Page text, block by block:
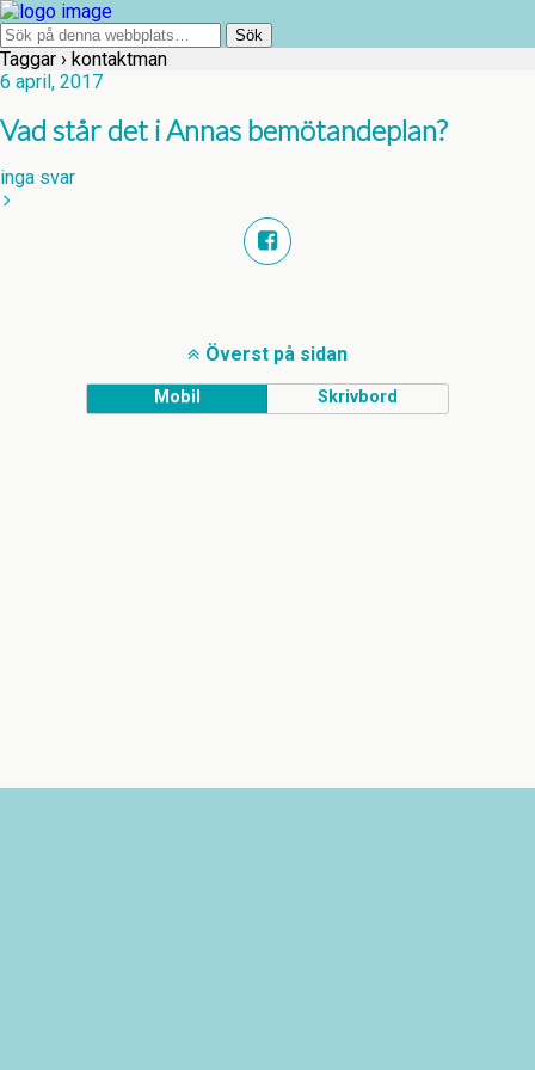
Taggar › kontaktman
6 april, 2017
Vad står det i Annas bemötandeplan?
inga svar
Överst på sidan
Mobil Skrivbord